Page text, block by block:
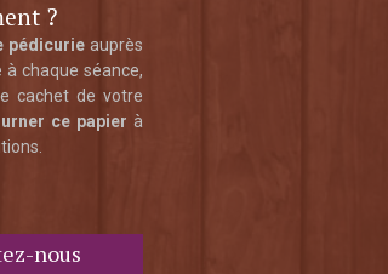
?
pédicurie auprès
chaque séance,
cachet de votre
ce papier à
nous